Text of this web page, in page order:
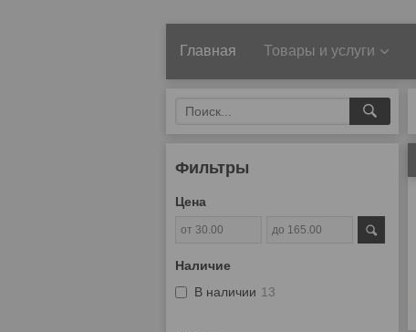
Главная Товары и услуги
Фильтры
Цена
Наличие
В наличии 13